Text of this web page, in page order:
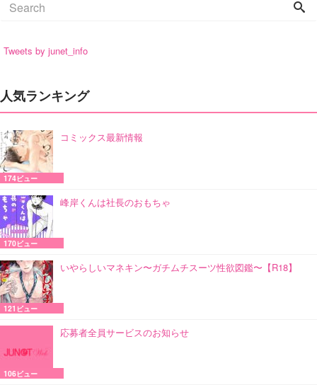
Tweets by junet_info
人気ランキング
コミックス最新情報
174ビュー
峰岸くんは社長のおもちゃ
170ビュー
いやらしいマネキン〜ガチムチスーツ性欲図鑑〜【R18】
121ビュー
応募者全員サービスのお知らせ
106ビュー